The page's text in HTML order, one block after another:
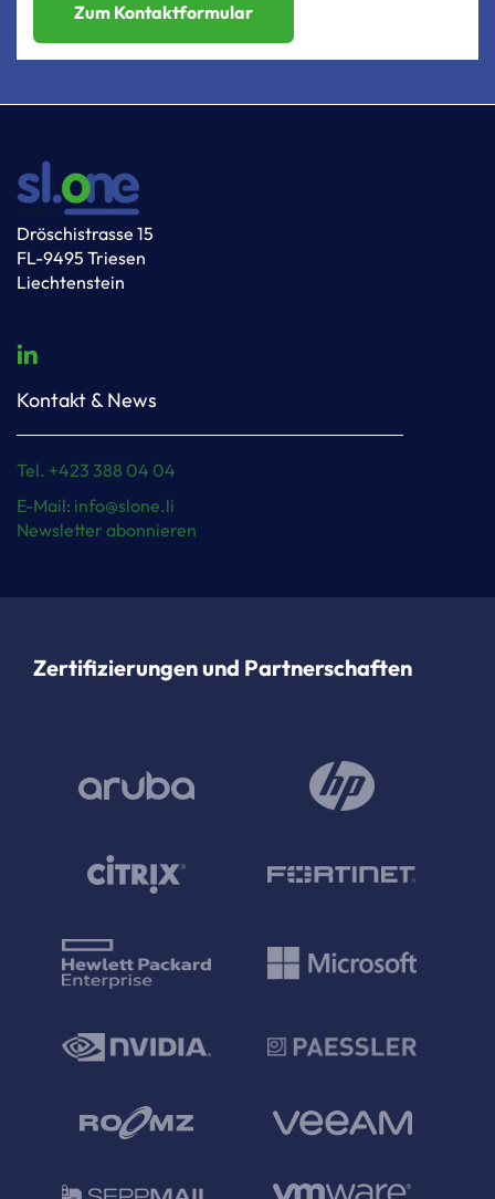
Zum Kontaktformular
Dröschistrasse 15
FL-9495 Triesen
Liechtenstein
Kontakt & News
Tel. +423 388 04 04
E-Mail: info@slone.li
Newsletter abonnieren
Zertifizierungen und Partnerschaften